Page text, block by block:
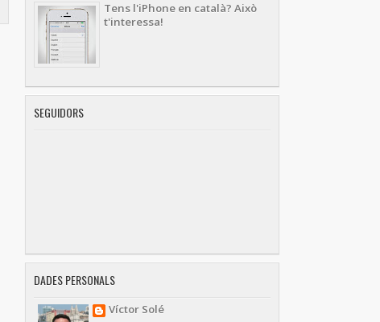
Tens l'iPhone en català? Això
t'interessa!
SEGUIDORS
DADES PERSONALS
Víctor Solé